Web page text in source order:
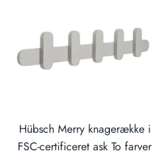
Hübsch Merry knagerække i
FSC-certificeret ask To farver